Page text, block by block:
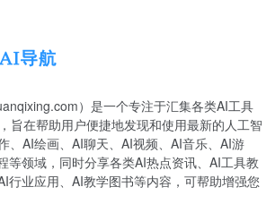
）是一个专注于汇集各类AI工具
旨在帮助用户便捷地发现和使用最新的人工智
、AI绘画、AI聊天、AI视频、AI音乐、AI游
等领域，同时分享各类AI热点资讯、AI工具教
行业应用、AI教学图书等内容，可帮助增强您